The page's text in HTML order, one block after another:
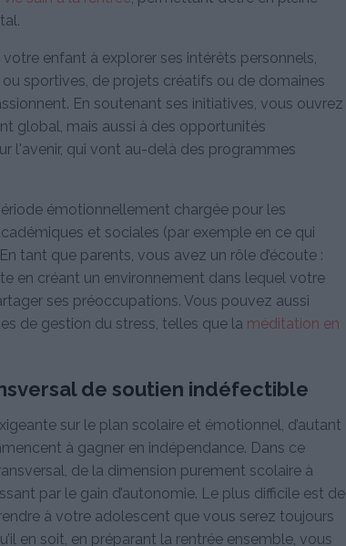
enfant à explorer ses intérêts personnels,
sportives, de projets créatifs ou de domaines
En soutenant ses initiatives, vous ouvrez
global, mais aussi à des opportunités
l'avenir, qui vont au-delà des programmes
émotionnellement chargée pour les
et sociales (par exemple en ce qui
tant que parents, vous avez un rôle d’écoute :
en créant un environnement dans lequel votre
ses préoccupations. Vous pouvez aussi
de gestion du stress, telles que la méditation en
de soutien indéfectible
sur le plan scolaire et émotionnel, d’autant
à gagner en indépendance. Dans ce
de la dimension purement scolaire à
par le gain d’autonomie. Le plus difficile est de
à votre adolescent que vous serez toujours
en soit, en préparant la rentrée ensemble, vous